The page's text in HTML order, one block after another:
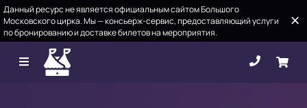
Данный ресурс не является официальным сайтом Большого
Московского цирка. Мы — консьерж-сервис, предоставляющий услуги
по бронированию и доставке билетов на мероприятия.